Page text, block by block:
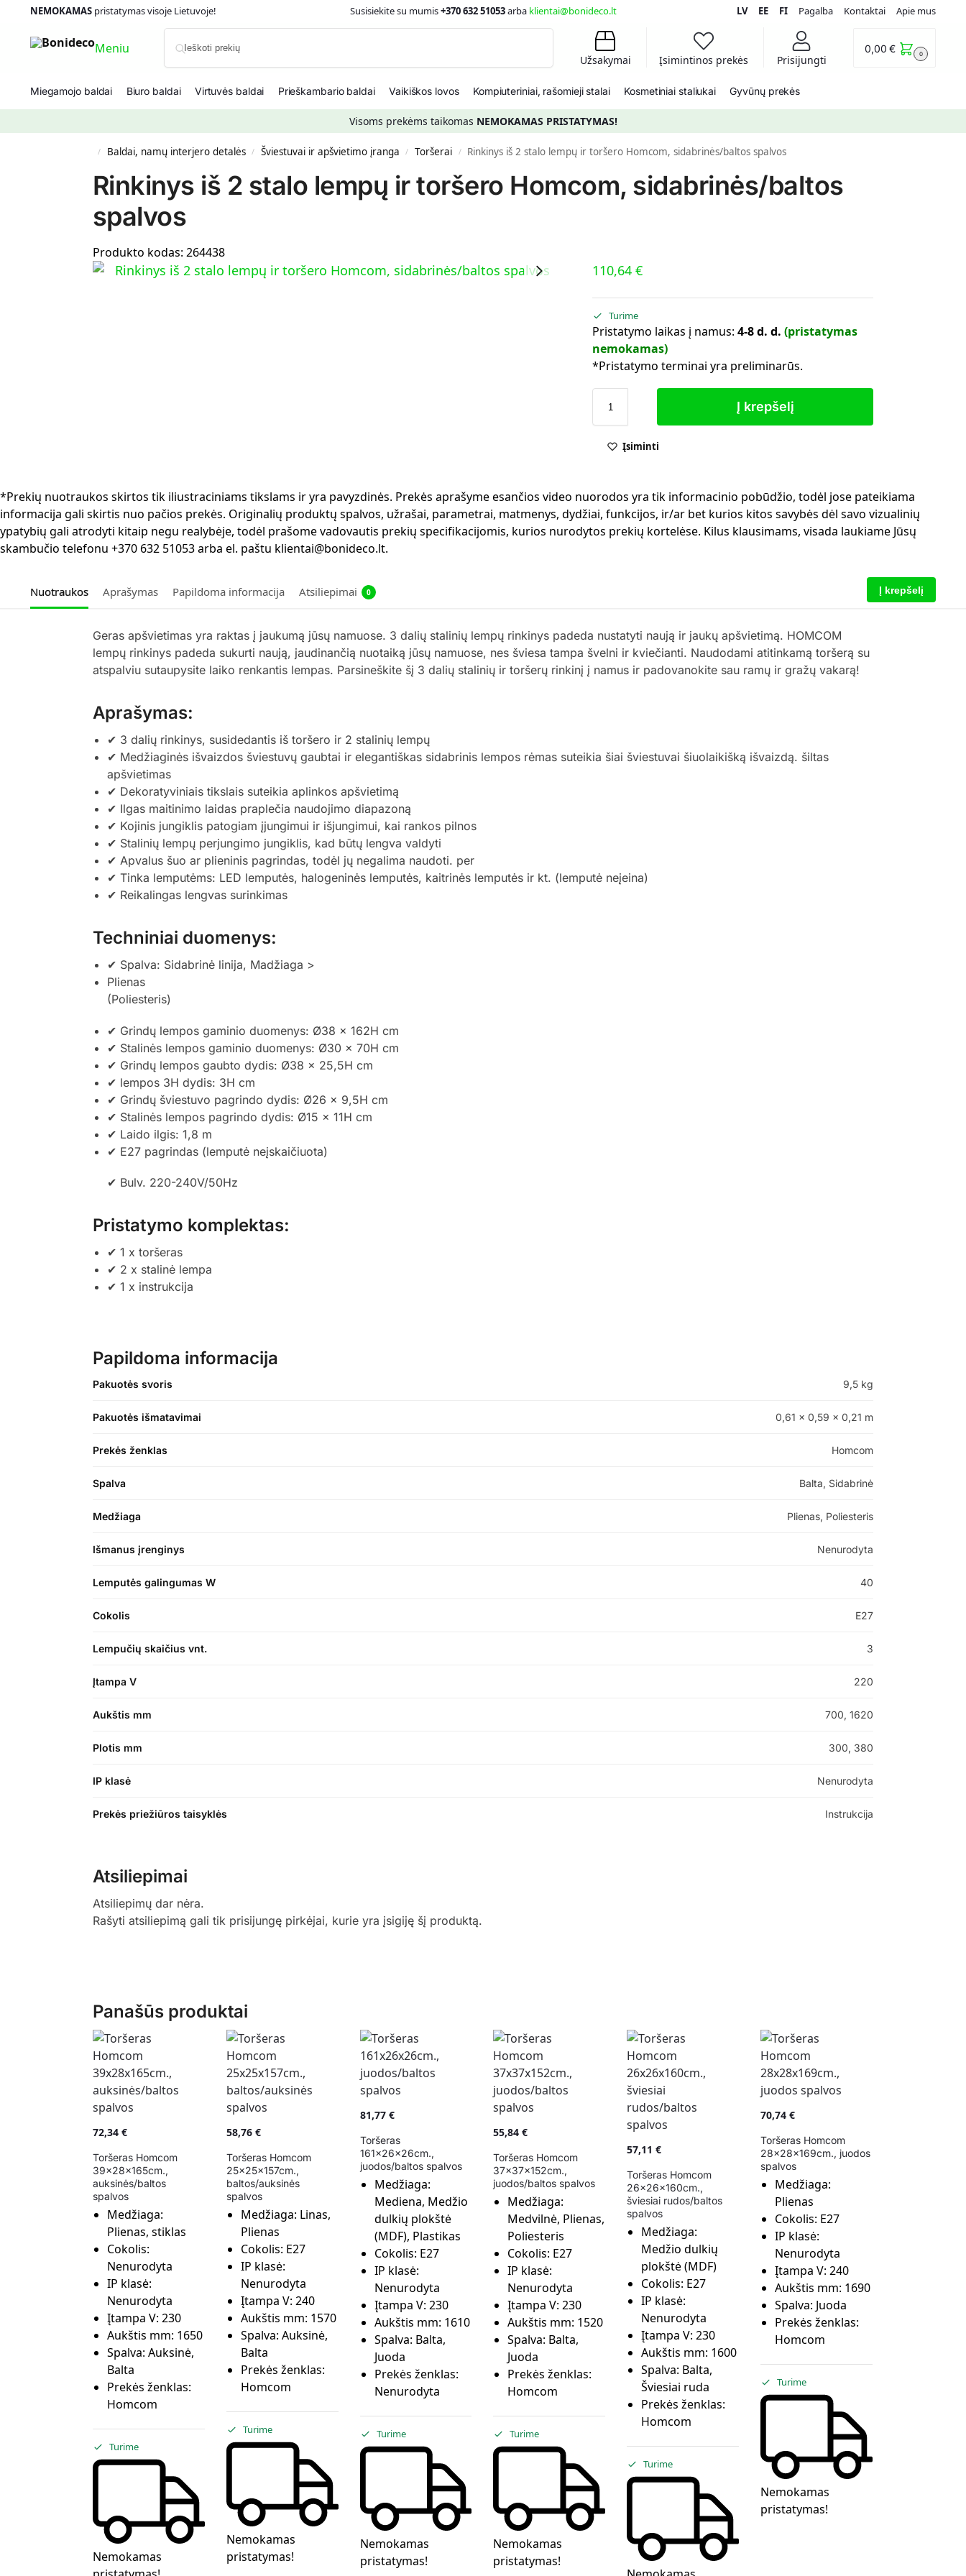
NEMOKAMASpristatymas visoje Lietuvoje! Susisiekite su mumis+370 632 51053arba klientai@bonideco.lt LV EE FI Pagalba Kontaktai Apie mus
Meniu
Užsakymai Įsimintinos prekės Prisijungti
0,00€ 0
Miegamojo baldai Biuro baldai Virtuvės baldai Prieškambario baldai Vaikiškos lovos Kompiuteriniai, rašomieji stalai Kosmetiniai staliukai Gyvūnų prekės
Visoms prekėms taikomas NEMOKAMAS PRISTATYMAS!
/ Baldai, namų interjero detalės / Šviestuvai ir apšvietimo įranga / Toršerai / Rinkinys iš 2 stalo lempų ir toršero Homcom, sidabrinės/baltos spalvos
Rinkinys iš 2 stalo lempų ir toršero Homcom, sidabrinės/baltos
spalvos
Produkto kodas: 264438
110,64€
Turime
Pristatymo laikas į namus:4-8 d. d. (pristatymas
nemokamas)
*Pristatymo terminai yra preliminarūs.
Į krepšelį
Įsiminti
*Prekių nuotraukos skirtos tik iliustraciniams tikslams ir yra pavyzdinės. Prekės aprašyme esančios video nuorodos yra tik informacinio pobūdžio, todėl jose pateikiama
informacija gali skirtis nuo pačios prekės. Originalių produktų spalvos, užrašai, parametrai, matmenys, dydžiai, funkcijos, ir/ar bet kurios kitos savybės dėl savo vizualinių
ypatybių gali atrodyti kitaip negu realybėje, todėl prašome vadovautis prekių specifikacijomis, kurios nurodytos prekių kortelėse. Kilus klausimams, visada laukiame Jūsų
skambučio telefonu +370 632 51053 arba el. paštu klientai@bonideco.lt.
Nuotraukos Aprašymas Papildoma informacija Atsiliepimai 0 Į krepšelį
Geras apšvietimas yra raktas į jaukumą jūsų namuose. 3 dalių stalinių lempų rinkinys padeda nustatyti naują ir jaukų apšvietimą. HOMCOM
lempų rinkinys padeda sukurti naują, jaudinančią nuotaiką jūsų namuose, nes šviesa tampa švelni ir kviečianti. Naudodami atitinkamą toršerą su
atspalviu sutaupysite laiko renkantis lempas. Parsineškite šį 3 dalių stalinių ir toršerų rinkinį į namus ir padovanokite sau ramų ir gražų vakarą!
Aprašymas:
✔ 3 dalių rinkinys, susidedantis iš toršero ir 2 stalinių lempų
✔ Medžiaginės išvaizdos šviestuvų gaubtai ir elegantiškas sidabrinis lempos rėmas suteikia šiai šviestuvai šiuolaikišką išvaizdą. šiltas
apšvietimas
✔ Dekoratyviniais tikslais suteikia aplinkos apšvietimą
✔ Ilgas maitinimo laidas praplečia naudojimo diapazoną
✔ Kojinis jungiklis patogiam įjungimui ir išjungimui, kai rankos pilnos
✔ Stalinių lempų perjungimo jungiklis, kad būtų lengva valdyti
✔ Apvalus šuo ar plieninis pagrindas, todėl jų negalima naudoti. per
✔ Tinka lemputėms: LED lemputės, halogeninės lemputės, kaitrinės lemputės ir kt. (lemputė neįeina)
✔ Reikalingas lengvas surinkimas
Techniniai duomenys:
✔ Spalva: Sidabrinė linija, Madžiaga >
Plienas
(Poliesteris)
✔ Grindų lempos gaminio duomenys: Ø38 x 162H cm
✔ Stalinės lempos gaminio duomenys: Ø30 x 70H cm
✔ Grindų lempos gaubto dydis: Ø38 x 25,5H cm
✔ lempos 3H dydis: 3H cm
✔ Grindų šviestuvo pagrindo dydis: Ø26 x 9,5H cm
✔ Stalinės lempos pagrindo dydis: Ø15 x 11H cm
✔ Laido ilgis: 1,8 m
✔ E27 pagrindas (lemputė neįskaičiuota)
✔ Bulv. 220-240V/50Hz
Pristatymo komplektas:
✔ 1 x toršeras
✔ 2 x stalinė lempa
✔ 1 x instrukcija
Papildoma informacija
Pakuotės svoris 9,5 kg
Pakuotės išmatavimai 0,61 × 0,59 × 0,21 m
Prekės ženklas Homcom
Spalva Balta, Sidabrinė
Medžiaga Plienas, Poliesteris
Išmanus įrenginys Nenurodyta
Lemputės galingumas W 40
Cokolis E27
Lempučių skaičius vnt. 3
Įtampa V 220
Aukštis mm 700, 1620
Plotis mm 300, 380
IP klasė Nenurodyta
Prekės priežiūros taisyklės Instrukcija
Atsiliepimai
Atsiliepimų dar nėra.
Rašyti atsiliepimą gali tik prisijungę pirkėjai, kurie yra įsigiję šį produktą.
Panašūs produktai
72,34 €
Toršeras Homcom
39x28x165cm.,
auksinės/baltos
spalvos
Medžiaga:
Plienas, stiklas
Cokolis:
Nenurodyta
IP klasė:
Nenurodyta
Įtampa V: 230
Aukštis mm: 1650
Spalva: Auksinė,
Balta
Prekės ženklas:
Homcom
Turime
Nemokamas
58,76 €
Toršeras Homcom
25x25x157cm.,
baltos/auksinės
spalvos
Medžiaga: Linas,
Plienas
Cokolis: E27
IP klasė:
Nenurodyta
Įtampa V: 240
Aukštis mm: 1570
Spalva: Auksinė,
Balta
Prekės ženklas:
Homcom
Turime
Nemokamas
pristatymas!
81,77 €
Toršeras
161x26x26cm.,
juodos/baltos spalvos
Medžiaga:
Mediena, Medžio
dulkių plokštė
(MDF), Plastikas
Cokolis: E27
IP klasė:
Nenurodyta
Įtampa V: 230
Aukštis mm: 1610
Spalva: Balta,
Juoda
Prekės ženklas:
Nenurodyta
Turime
Nemokamas
pristatymas!
55,84€
Toršeras Homcom
37x37x152cm.,
juodos/baltos spalvos
Medžiaga:
Medvilnė, Plienas,
Poliesteris
Cokolis: E27
IP klasė:
Nenurodyta
Įtampa V:230
Aukštis mm: 1520
Spalva: Balta,
Juoda
Prekės ženklas:
Homcom
Turime
Nemokamas
pristatymas!
57,11€
Toršeras Homcom
26x26x160cm.,
šviesiai rudos/baltos
spalvos
Medžiaga:
Medžio dulkių
plokštė (MDF)
Cokolis: E27
IP klasė:
Nenurodyta
Įtampa V:230
Aukštis mm: 1600
Spalva: Balta,
Šviesiai ruda
Prekės ženklas:
Homcom
Turime
70,74 €
Toršeras Homcom
28x28x169cm., juodos
spalvos
Medžiaga:
Plienas
Cokolis: E27
IP klasė:
Nenurodyta
Įtampa V: 240
Aukštis mm: 1690
Spalva: Juoda
Prekės ženklas:
Homcom
Turime
Nemokamas
pristatymas!